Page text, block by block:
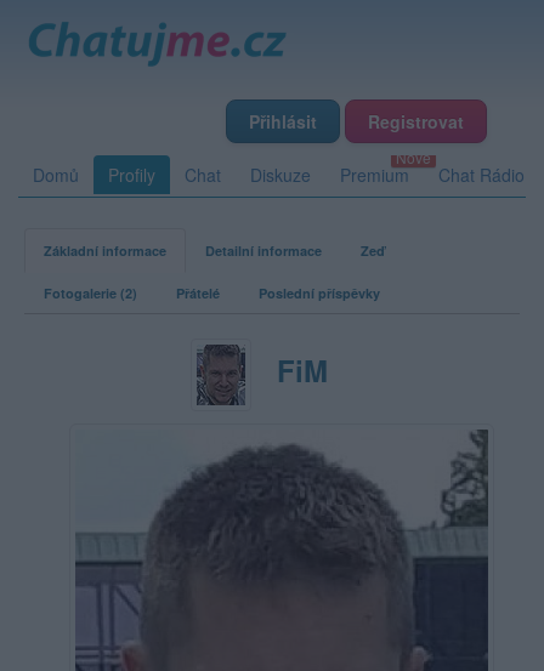
Přihlásit Registrovat
Domů Profily Chat Diskuze Premium Chat Rádio
Základní informace Detailní informace Zeď
Fotogalerie (2) Přátelé Poslední příspěvky
FiM